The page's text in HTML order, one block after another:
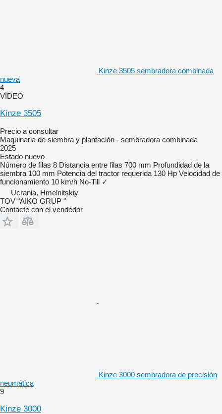
Kinze 3505 sembradora combinada
nueva
4
VÍDEO
Kinze 3505
Precio a consultar
Maquinaria de siembra y plantación - sembradora combinada
2025
Estado nuevo
Número de filas 8 Distancia entre filas 700 mm Profundidad de la
siembra 100 mm Potencia del tractor requerida 130 Hp Velocidad de
funcionamiento 10 km/h No-Till ✓
Ucrania, Hmelnitskiy
TOV "AIKO GRUP "
Contacte con el vendedor
Kinze 3000 sembradora de precisión
neumática
9
Kinze 3000